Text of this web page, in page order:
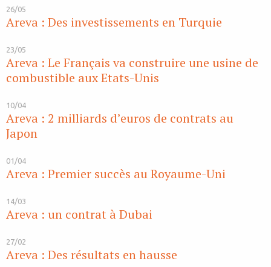
26/05
Areva : Des investissements en Turquie
23/05
Areva : Le Français va construire une usine de
combustible aux Etats-Unis
10/04
Areva : 2 milliards d’euros de contrats au
Japon
01/04
Areva : Premier succès au Royaume-Uni
14/03
Areva : un contrat à Dubai
27/02
Areva : Des résultats en hausse